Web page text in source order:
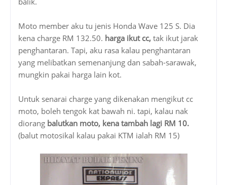
Moto member aku tu jenis Honda Wave 125 S. Dia
kena charge RM 132.50. harga ikut cc, tak ikut jarak
penghantaran. Tapi, aku rasa kalau penghantaran
yang melibatkan semenanjung dan sabah-sarawak,
mungkin pakai harga lain kot.
Untuk senarai charge yang dikenakan mengikut cc
moto, boleh tengok kat bawah ni. tapi, kalau nak
diorang balutkan moto, kena tambah lagi RM 10.
(balut motosikal kalau pakai KTM ialah RM 15)